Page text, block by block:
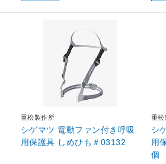
重松製作所
シゲマツ 電動ファン付き呼吸
用保護具 しめひも＃03132
重松
シ
用
個